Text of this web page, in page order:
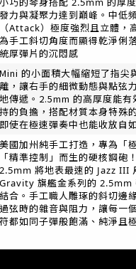
發力與凝聚力達到巔峰。中低
（Attack）極度強烈且立體，
為手工斜切角度而顯得乾淨俐
統厚彈片的沉悶感
Mini 的小面積大幅縮短了指尖
離，讓右手的細微動態與點弦
地傳遞。2.5mm 的高厚度能有
持的負擔，搭配材質本身特殊
即使在極速彈奏中也能收放自
美國加州純手工打造，專為「
「精準控制」而生的硬核鋼砲
2.5mm 將地表最速的 Jazz III
Gravity 旗艦金系列的 2.5mm
結合。手工職人雕琢的斜切邊
過弦時的雜音與阻力，讓每一
符都如同子彈般飽滿、純淨且